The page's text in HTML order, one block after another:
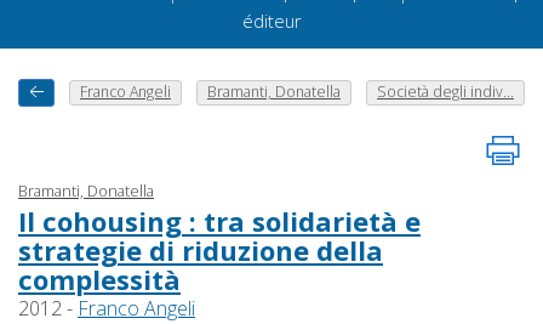
éditeur
Franco Angeli Bramanti, Donatella Società degli indiv...
Bramanti, Donatella
Il cohousing : tra solidarietà e
strategie di riduzione della
complessità
2012 - Franco Angeli